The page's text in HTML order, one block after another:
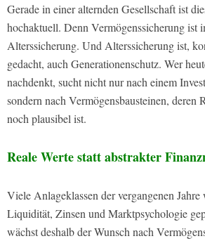
Gerade in einer alternden Gesellschaft ist
hochaktuell. Denn Vermögenssicherung ist
Alterssicherung. Und Alterssicherung ist,
gedacht, auch Generationenschutz. Wer
nachdenkt, sucht nicht nur nach einem
sondern nach Vermögensbausteinen, deren
noch plausibel ist.
Reale Werte statt abstrakter
Viele Anlageklassen der vergangenen Jahre
Liquidität, Zinsen und Marktpsychologie
wächst deshalb der Wunsch nach